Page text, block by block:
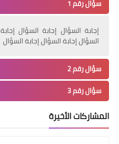
منوعات
طرق مدهشة وغير
قوائم (Menu) سرية على التلفاز
سؤال رقم 1
إجابة السؤال إجابة السؤال
السؤال إجابة السؤال إجابة السؤال
سؤال رقم 2
سؤال رقم 3
المشاركات الأخيرة